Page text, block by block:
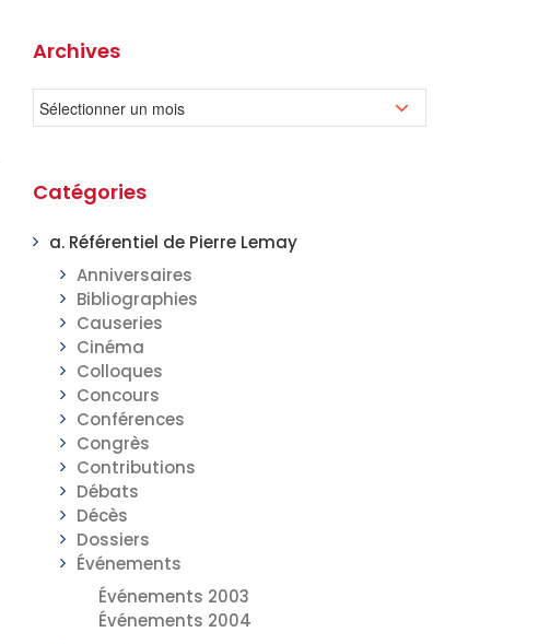
Archives
Catégories
a. Référentiel de Pierre Lemay
Anniversaires
Bibliographies
Causeries
Cinéma
Colloques
Concours
Conférences
Congrès
Contributions
Débats
Décès
Dossiers
Événements
Événements 2003
Événements 2004